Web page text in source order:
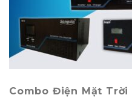
Combo Điện Mặt Trời